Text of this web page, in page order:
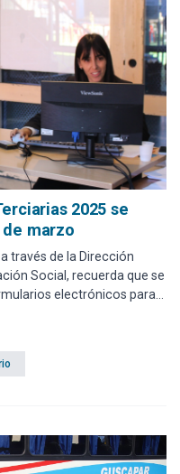
2025 se
marzo
través de la Dirección
Social, recuerda que se
electrónicos para
de Becas